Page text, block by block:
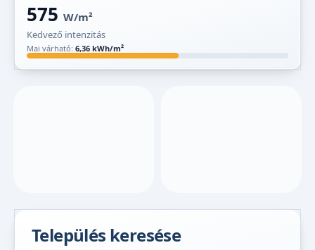
575 W/m²
Kedvező intenzitás
Mai várható: 6,36 kWh/m²
Település keresése